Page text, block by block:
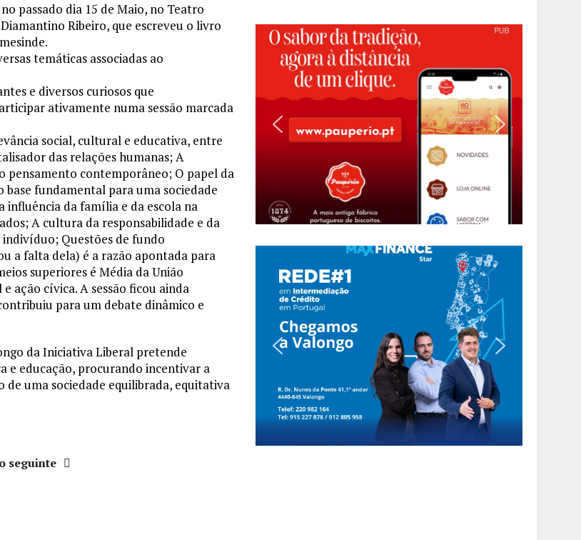
passado dia 15 de Maio, no Teatro
Ribeiro, que escreveu o livro
temáticas associadas ao
e diversos curiosos que
ativamente numa sessão marcada
social, cultural e educativa, entre
das relações humanas; A
pensamento contemporâneo; O papel da
base fundamental para uma sociedade
da família e da escola na
A cultura da responsabilidade e da
Questões de fundo
a falta dela) é a razão apontada para
superiores é Média da União
ação cívica. A sessão ficou ainda
para um debate dinâmico e
da Iniciativa Liberal pretende
e educação, procurando incentivar a
uma sociedade equilibrada, equitativa
seguinte